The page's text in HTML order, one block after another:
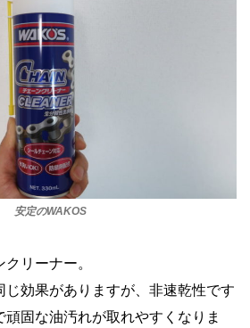
安定のWAKOS
リーナー。
じ効果がありますが、非速乾性です
頑固な油汚れが取れやすくなりま